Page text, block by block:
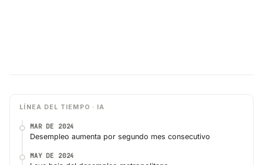
LÍNEA DEL TIEMPO · IA
MAR DE 2024
Desempleo aumenta por segundo mes consecutivo
MAY DE 2024